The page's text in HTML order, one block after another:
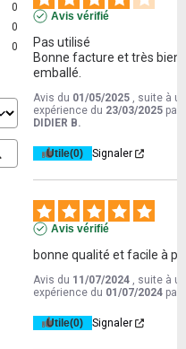
0
0
0
Avis vérifié
Pas utilisé
Bonne facture et très bien
emballé.
Avis du 01/05/2025 , suite à
expérience du 23/03/2025 par
DIDIER B.
Utile(0) Signaler
Avis vérifié
bonne qualité et facile à
Avis du 11/07/2024 , suite à
expérience du 01/07/2024 par
Utile(0) Signaler